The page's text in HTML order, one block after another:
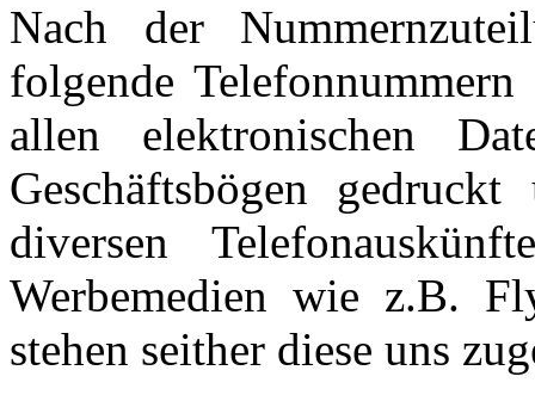
Nach der
folgende
allen elektronischen
Geschäftsbögen
diversen
Werbemedien wie z.B.
stehen seither diese uns